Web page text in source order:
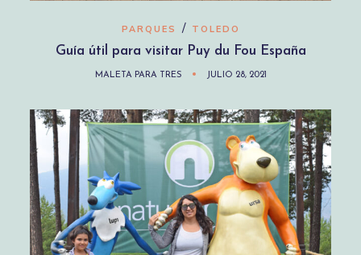
PARQUES / TOLEDO
Guía útil para visitar Puy du Fou España
MALETA PARA TRES JULIO 28, 2021